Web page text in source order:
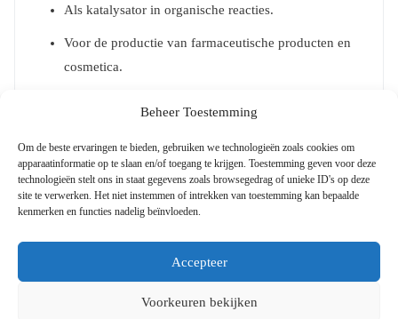
Beheer Toestemming
Om de beste ervaringen te bieden, gebruiken we technologieën zoals cookies om
apparaatinformatie op te slaan en/of toegang te krijgen. Toestemming geven voor deze
technologieën stelt ons in staat gegevens zoals browsegedrag of unieke ID's op deze
site te verwerken. Het niet instemmen of intrekken van toestemming kan bepaalde
kenmerken en functies nadelig beïnvloeden.
Accepteer
Voorkeuren bekijken
Als katalysator in organische reacties.
Voor de productie van farmaceutische producten en
cosmetica.
VAAK GESTELDE
VRAGEN
Is Bismuth giftig?Bismuth staat bekend als een van